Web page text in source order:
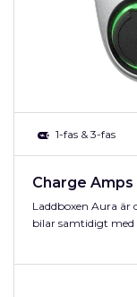
1-fas & 3-fas
Charge Amps
Laddboxen Aura är
bilar samtidigt